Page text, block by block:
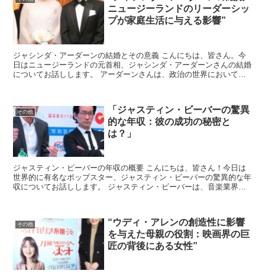
ニュージーランドのリーダーシッ
プが家庭生活に与える影響”
ジャシンダ・アーダーンの結婚とその意義 こんにちは、皆さん。今
日はニュージーランドの元首相、ジャシンダ・アーダーンさんの結婚
についてお話しします。 アーダーンさんは、政治の世界において非
その他
「ジャスティン・ビーバーの驚異
的な年収：彼の成功の秘密と
は？」
ジャスティン・ビーバーの年収の概要 こんにちは、皆さん！今日は
世界的に有名なポップスター、ジャスティン・ビーバーの驚異的な年
収についてお話しします。 ジャスティン・ビーバーは、音楽業界で
その他
“ウディ・アレンの創造性に影響
を与えた母親の役割：映画界の巨
匠の背後にある女性”